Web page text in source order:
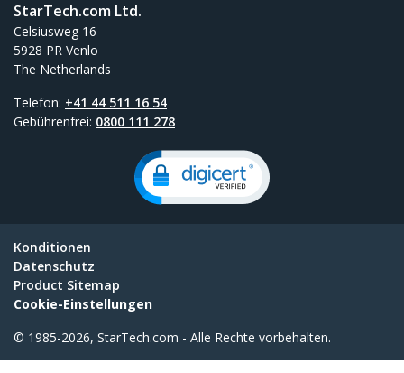
StarTech.com Ltd.
Celsiusweg 16
5928 PR Venlo
The Netherlands
Telefon: +41 44 511 16 54
Gebührenfrei: 0800 111 278
Konditionen
Datenschutz
Product Sitemap
Cookie-Einstellungen
© 1985-2026, StarTech.com - Alle Rechte vorbehalten.